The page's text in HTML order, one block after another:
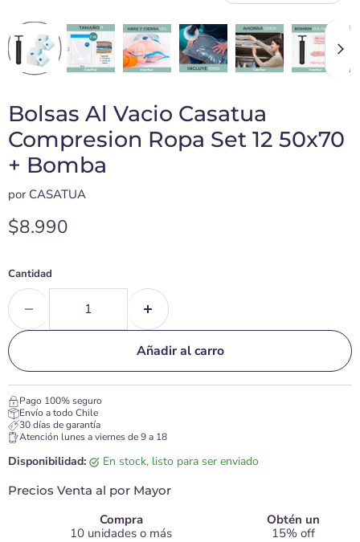
Bolsas Al Vacio Casatua
Compresion Ropa Set 12 50x70
+ Bomba
por CASATUA
Precio actual
$8.990
Cantidad
Añadir al carro
Pago 100% seguro
Envío a todo Chile
30 días de garantía
Atención lunes a viernes de 9 a 18
Disponibilidad:
en stock, listo para ser enviado
Precios Venta al por Mayor
Compra
Obtén un
10 unidades o más
15% off